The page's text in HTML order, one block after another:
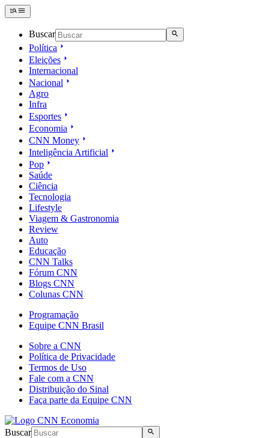
Buscar
Política
Eleições
Internacional
Nacional
Agro
Infra
Esportes
Economia
CNN Money
Inteligência Artificial
Pop
Saúde
Ciência
Tecnologia
Lifestyle
Viagem & Gastronomia
Review
Auto
Educação
CNN Talks
Fórum CNN
Blogs CNN
Colunas CNN
Programação
Equipe CNN Brasil
Sobre a CNN
Política de Privacidade
Termos de Uso
Fale com a CNN
Distribuição do Sinal
Faça parte da Equipe CNN
Buscar